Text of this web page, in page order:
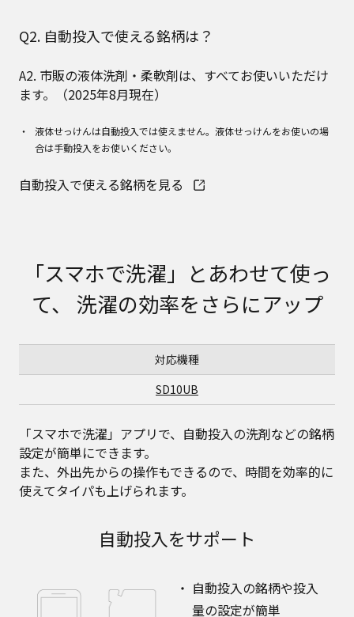
Q2. 自動投入で使える銘柄は？
A2. 市販の液体洗剤・柔軟剤は、すべてお使いいただけ
ます。（2025年8月現在）
液体せっけんは自動投入では使えません。液体せっけんをお使いの場
合は手動投入をお使いください。
自動投入で使える銘柄を見る
「スマホで洗濯」とあわせて使っ
て、 洗濯の効率をさらにアップ
対応機種
SD10UB
「スマホで洗濯」アプリで、自動投入の洗剤などの銘柄
設定が簡単にできます。
また、外出先からの操作もできるので、時間を効率的に
使えてタイパも上げられます。
自動投入をサポート
自動投入の銘柄や投入
量の設定が簡単